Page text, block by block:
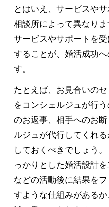
とはいえ、サービスや
相談所によって異なり
サービスやサポートを
することが、婚活成功
す。
たとえば、お見合いの
をコンシェルジュが行
のお返事、相手へのお
ルジュが代行してくれ
しておくべきでしょう
っかりとした婚活設計
などの活動後に結果を
すような仕組みがある